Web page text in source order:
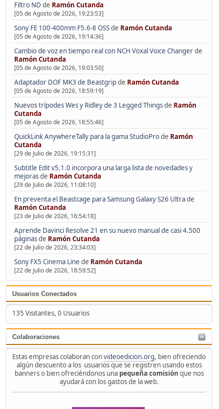
Filtro ND de Ramón Cutanda
[05 de Agosto de 2026, 19:23:53]
Sony FE 100-400mm F5.6-8 OSSde Ramón Cutanda
[05 de Agosto de 2026, 19:14:36]
Cambio de voz en tiempo real con NCH Voxal Voice Changerde
Ramón Cutanda
[05 de Agosto de 2026, 19:03:50]
Adaptador DOF MK3 de Beastgripde Ramón Cutanda
[05 de Agosto de 2026, 18:59:19]
Nuevos trípodes Wes y Ridley de 3 Legged Thingsde Ramón
Cutanda
[05 de Agosto de 2026, 18:55:46]
QuickLink AnywhereTally para la gama StudioProde Ramón
Cutanda
[29 de Julio de 2026, 19:15:31]
Subtitle Edit v5.1.0 incorpora una larga lista de novedades y
mejorasde Ramón Cutanda
[29 de Julio de 2026, 11:08:10]
En preventa el Beastcage para Samsung Galaxy S26 Ultrade
Ramón Cutanda
[23 de Julio de 2026, 16:54:18]
Aprende Davinci Resolve 21 en su nuevo manual de casi 4.500
páginasde Ramón Cutanda
[22 de Julio de 2026, 23:34:03]
Sony FX5 Cinema Line de Ramón Cutanda
[22 de Julio de 2026, 18:59:52]
Usuarios Conectados
135 Visitantes, 0 Usuarios
Colaboraciones
Estas empresas colaboran convideoedicion.org, bien ofreciendo
algún descuento a los usuarios que se registren usando estos
banners o bien ofreciéndonos una pequeña comisión que nos
ayudará con los gastos de la web.